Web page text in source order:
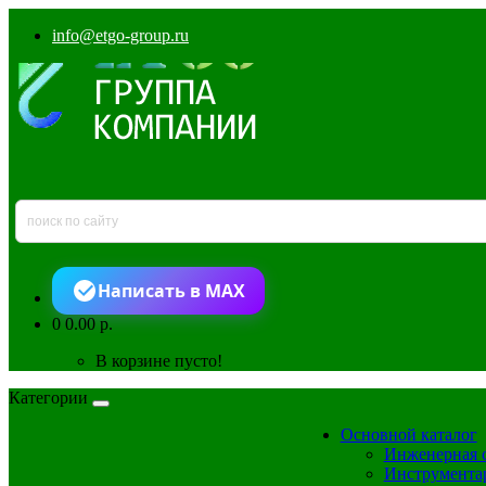
info@etgo-group.ru
Написать в MAX
00.00 р.
В корзине пусто!
Категории
Основной каталог
Инженерная